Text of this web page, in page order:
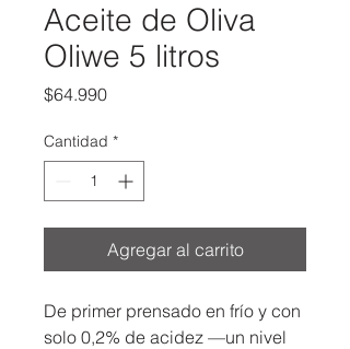
Aceite de Oliva
Oliwe 5 litros
$64.990Precio
Cantidad *
Agregar al carrito
De primer prensado en frío y con
solo 0,2% de acidez —un nivel